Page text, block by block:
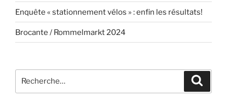
Enquête « stationnement vélos » : enfin les résultats!
Brocante / Rommelmarkt 2024
pour